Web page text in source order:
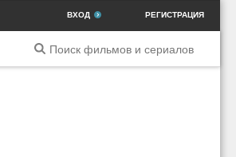
ВХОД РЕГИСТРАЦИЯ